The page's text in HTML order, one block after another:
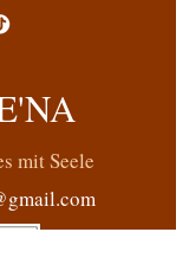
mit Seele